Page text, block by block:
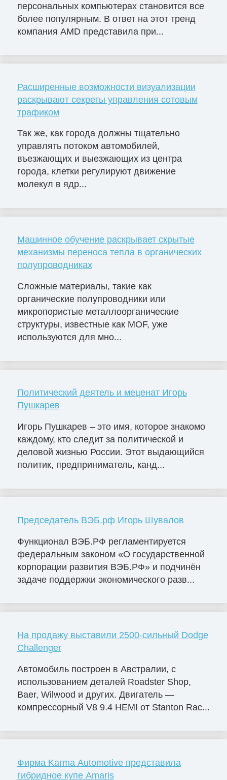
персональных компьютерах становится все
более популярным. В ответ на этот тренд
компания AMD представила при...
Расширенные возможности визуализации
раскрывают секреты управления сотовым
трафиком
Так же, как города должны тщательно
управлять потоком автомобилей,
въезжающих и выезжающих из центра
города, клетки регулируют движение
молекул в ядр...
Машинное обучение раскрывает скрытые
механизмы переноса тепла в органических
полупроводниках
Сложные материалы, такие как
органические полупроводники или
микропористые металлоорганические
структуры, известные как MOF, уже
используются для мно...
Политический деятель и меценат Игорь
Пушкарев
Игорь Пушкарев – это имя, которое знакомо
каждому, кто следит за политической и
деловой жизнью России. Этот выдающийся
политик, предприниматель, канд...
Председатель ВЭБ.рф Игорь Шувалов
Функционал ВЭБ.РФ регламентируется
федеральным законом «О государственной
корпорации развития ВЭБ.РФ» и подчинён
задаче поддержки экономического разв...
На продажу выставили 2500-сильный Dodge
Challenger
Автомобиль построен в Австралии, с
использованием деталей Roadster Shop,
Baer, Wilwood и других. Двигатель —
компрессорный V8 9.4 HEMI от Stanton Rac...
Фирма Karma Automotive представила
гибридное купе Amaris